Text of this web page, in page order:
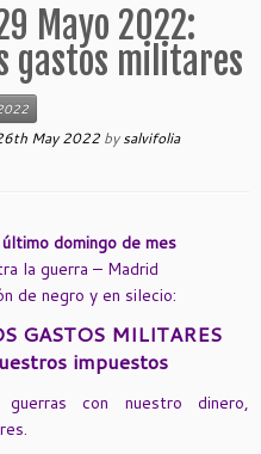
29 Mayo 2022:
gastos militares
May 2022 bysalvifolia
domingo de mes
la guerra – Madrid
de negro y en silecio:
GASTOS MILITARES
impuestos
con nuestro dinero,